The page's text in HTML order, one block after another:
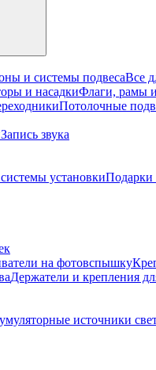
и системы подвесаВсе
и насадкиФлаги, рамы
Потолочные
Запись звука
установкиПодарки
на фотовспышку
Держатели и крепления
источники